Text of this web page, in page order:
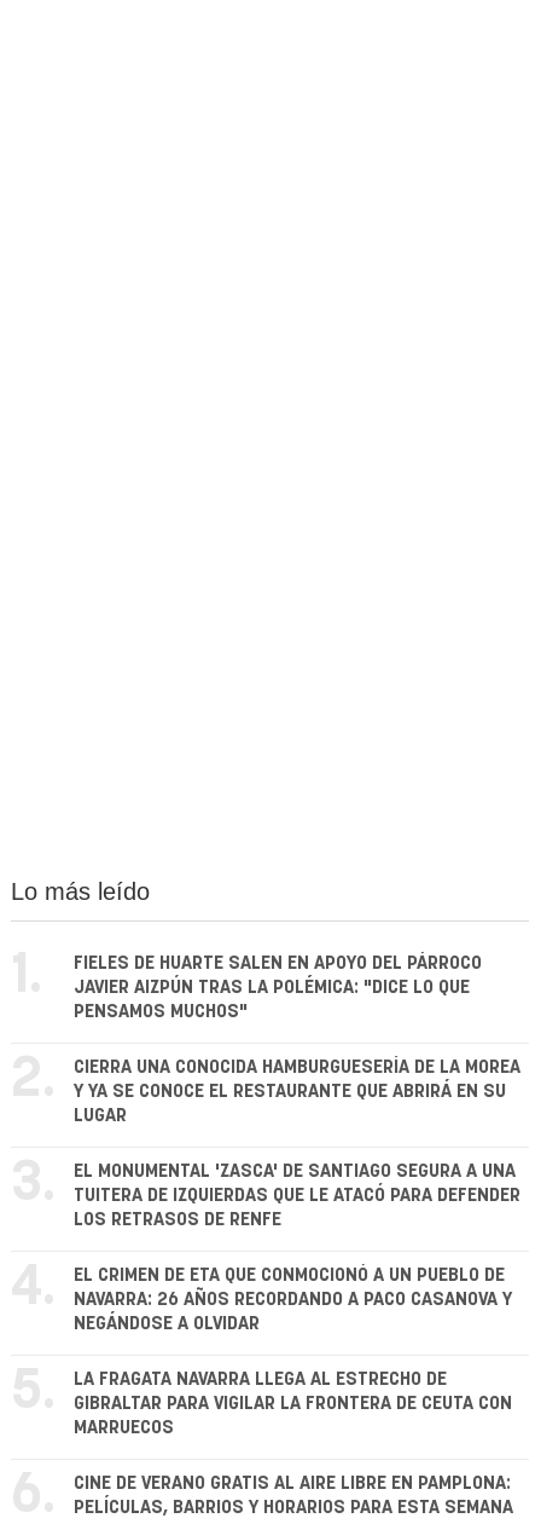
Lo más leído
1.
FIELES DE HUARTE SALEN EN APOYO DEL PÁRROCO
JAVIER AIZPÚN TRAS LA POLÉMICA: "DICE LO QUE
PENSAMOS MUCHOS"
2.
CIERRA UNA CONOCIDA HAMBURGUESERÍA DE LA MOREA
Y YA SE CONOCE EL RESTAURANTE QUE ABRIRÁ EN SU
LUGAR
3.
EL MONUMENTAL 'ZASCA' DE SANTIAGO SEGURA A UNA
TUITERA DE IZQUIERDAS QUE LE ATACÓ PARA DEFENDER
LOS RETRASOS DE RENFE
4.
EL CRIMEN DE ETA QUE CONMOCIONÓ A UN PUEBLO DE
NAVARRA: 26 AÑOS RECORDANDO A PACO CASANOVA Y
NEGÁNDOSE A OLVIDAR
5.
LA FRAGATA NAVARRA LLEGA AL ESTRECHO DE
GIBRALTAR PARA VIGILAR LA FRONTERA DE CEUTA CON
MARRUECOS
6.
CINE DE VERANO GRATIS AL AIRE LIBRE EN PAMPLONA:
PELÍCULAS, BARRIOS Y HORARIOS PARA ESTA SEMANA